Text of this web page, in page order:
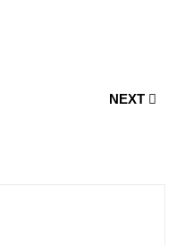
NEXT